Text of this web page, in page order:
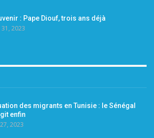
: Pape Diouf, trois ans déjà
31, 2023
des migrants en Tunisie : le Sénégal
enfin
2023